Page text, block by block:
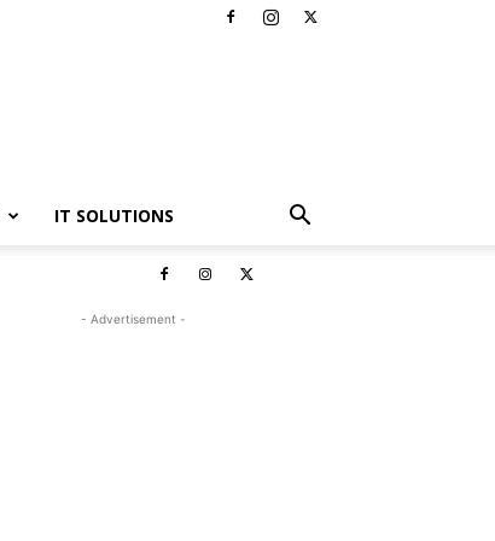
IT SOLUTIONS
- Advertisement -